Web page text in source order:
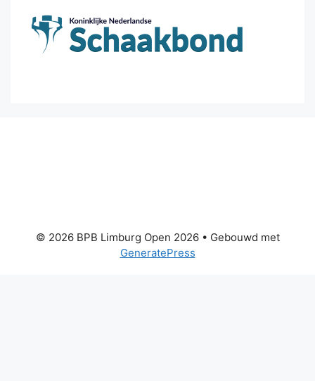
© 2026 BPB Limburg Open 2026• Gebouwd met
GeneratePress